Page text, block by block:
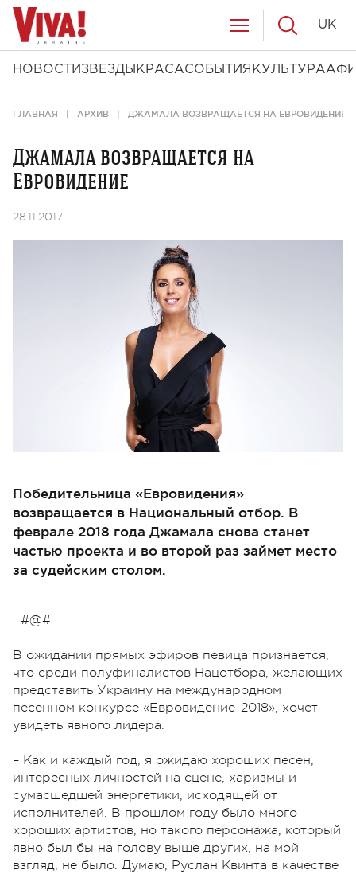
НОВОСТИ ЗВЕЗДЫ КРАСАСОБЫТИЯ КУЛЬТУРА
UK
ГЛАВНАЯ АРХИВ ДЖАМАЛА ВОЗВРАЩАЕТСЯ НА ЕВРОВИДЕНИЕ
Джамала возвращается на
Евровидение
28.11.2017
Победительница «Евровидения»
возвращается в Национальный отбор. В
феврале 2018 года Джамала снова станет
частью проекта и во второй раз займет место
за судейским столом.
#@#
В ожидании прямых эфиров певица признается,
что среди полуфиналистов Нацотбора, желающих
представить Украину на международном
песенном конкурсе «Евровидение-2018», хочет
увидеть явного лидера.
– Как и каждый год, я ожидаю хороших песен,
интересных личностей на сцене, харизмы и
сумасшедшей энергетики, исходящей от
исполнителей. В прошлом году было много
хороших артистов, но такого персонажа, который
явно был бы на голову выше других, на мой
взгляд, не было. Думаю, Руслан Квинта в качестве